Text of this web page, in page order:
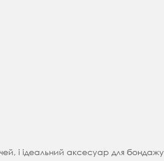
і ідеальний аксесуар для